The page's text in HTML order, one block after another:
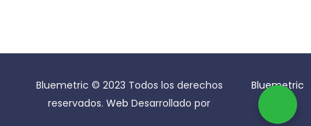
Bluemetric © 2023 Todos los derechos
reservados. Web Desarrollado por
Bluemetric